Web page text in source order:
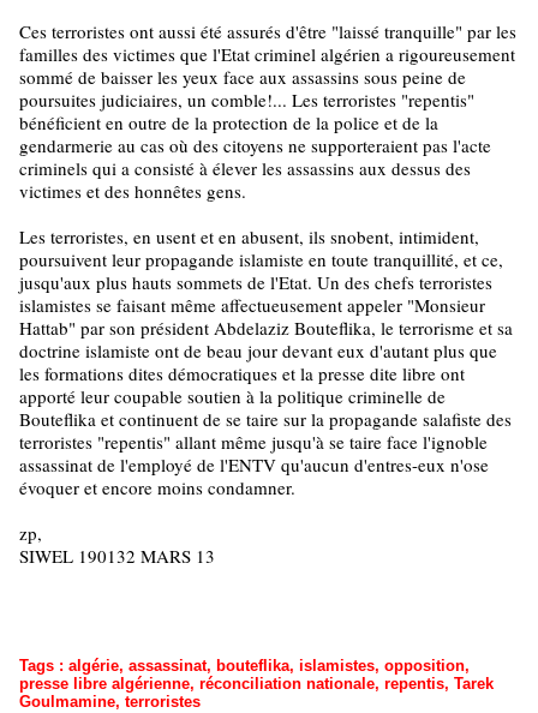
Ces terroristes ont aussi été assurés d'être "laissé tranquille" par les
familles des victimes que l'Etat criminel algérien a rigoureusement
sommé de baisser les yeux face aux assassins sous peine de
poursuites judiciaires, un comble!... Les terroristes "repentis"
bénéficient en outre de la protection de la police et de la
gendarmerie au cas où des citoyens ne supporteraient pas l'acte
criminels qui a consisté à élever les assassins aux dessus des
victimes et des honnêtes gens.
Les terroristes, en usent et en abusent, ils snobent, intimident,
poursuivent leur propagande islamiste en toute tranquillité, et ce,
jusqu'aux plus hauts sommets de l'Etat. Un des chefs terroristes
islamistes se faisant même affectueusement appeler "Monsieur
Hattab" par son président Abdelaziz Bouteflika, le terrorisme et sa
doctrine islamiste ont de beau jour devant eux d'autant plus que
les formations dites démocratiques et la presse dite libre ont
apporté leur coupable soutien à la politique criminelle de
Bouteflika et continuent de se taire sur la propagande salafiste des
terroristes "repentis" allant même jusqu'à se taire face l'ignoble
assassinat de l'employé de l'ENTV qu'aucun d'entres-eux n'ose
évoquer et encore moins condamner.
zp,
SIWEL 190132 MARS 13
Tags : algérie, assassinat, bouteflika, islamistes, opposition,
presse libre algérienne, réconciliation nationale, repentis, Tarek
Goulmamine, terroristes